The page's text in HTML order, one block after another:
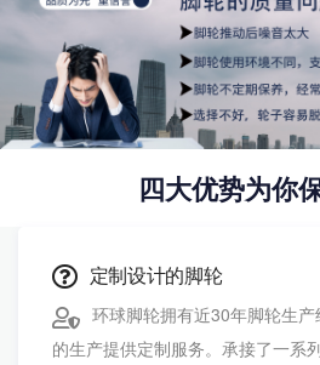
四大优势为你
定制设计的脚轮
环球脚轮拥有近30年脚轮生
的生产提供定制服务。承接了一系